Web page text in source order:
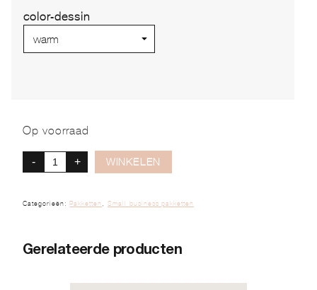
color-dessin
Op voorraad
- + WINKELEN
Categorieën: Pakketten ,Small business pakketten
Gerelateerde producten